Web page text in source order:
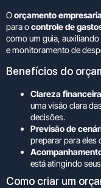
Oorçamento
para ocontrole de
como um guia,
e monitoramento de
Benefícios do
Clareza financeira
uma visão clara
decisões.
Previsão de
preparar para eles
está atingindo
Como criar um